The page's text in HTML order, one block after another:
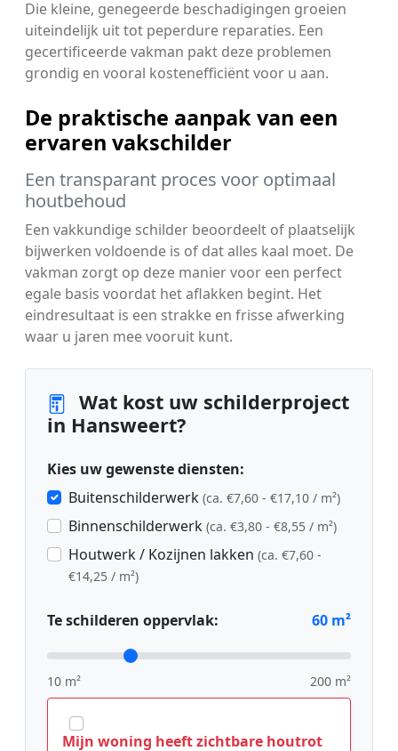
Die kleine, genegeerde beschadigingen groeien
uiteindelijk uit tot peperdure reparaties. Een
gecertificeerde vakman pakt deze problemen
grondig en vooral kostenefficiënt voor u aan.
De praktische aanpak van een
ervaren vakschilder
Een transparant proces voor optimaal
houtbehoud
Een vakkundige schilder beoordeelt of plaatselijk
bijwerken voldoende is of dat alles kaal moet. De
vakman zorgt op deze manier voor een perfect
egale basis voordat het aflakken begint. Het
eindresultaat is een strakke en frisse afwerking
waar u jaren mee vooruit kunt.
Wat kost uw schilderproject
in Hansweert?
Kies uw gewenste diensten:
Buitenschilderwerk (ca. €7,60 - €17,10 / m²)
Binnenschilderwerk (ca. €3,80 - €8,55 / m²)
Houtwerk / Kozijnen lakken (ca. €7,60 -
€14,25 / m²)
Te schilderen oppervlak: 60 m²
10 m² 200 m²
Mijn woning heeft zichtbare houtrot